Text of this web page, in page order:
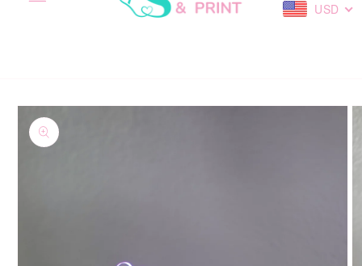
USD
directamente
a la
información